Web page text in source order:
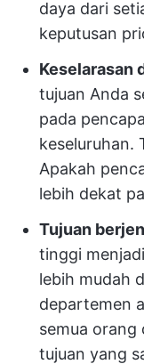
daya dari
keputusan
Keselarasan
tujuan Anda
pada
keseluruhan.
Apakah
lebih dekat
Tujuan
tinggi
lebih mudah
departemen
semua orang
tujuan yang